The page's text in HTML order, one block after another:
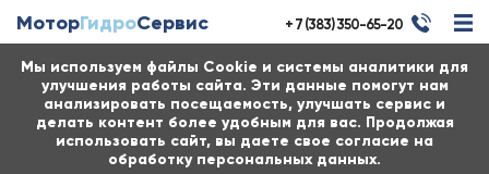
Мы используем файлы Cookie и системы аналитики для
улучшения работы сайта. Эти данные помогут нам
анализировать посещаемость, улучшать сервис и
делать контент более удобным для вас. Продолжая
использовать сайт, вы даете свое согласие на
обработку персональных данных.
МоторГидроСервис + 7 (383) 350-65-20